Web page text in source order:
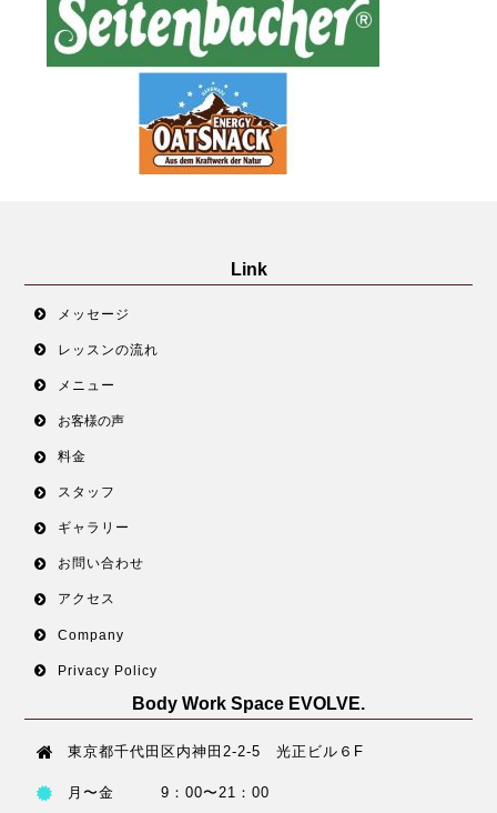
Link
メッセージ
レッスンの流れ
メニュー
お客様の声
料金
スタッフ
ギャラリー
お問い合わせ
アクセス
Company
Privacy Policy
Body Work Space EVOLVE.
東京都千代田区内神田2-2-5 光正ビル６F
月〜金 9：00〜21：00